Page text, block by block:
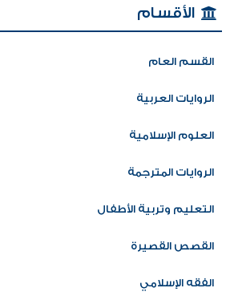
الأقسام
القسم العام
الروايات العربية
العلوم الإسلامية
الروايات المترجمة
التعليم وتربية الأطفال
القصص القصيرة
الفقه الإسلامي